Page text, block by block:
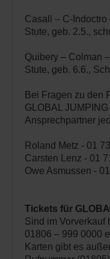
Casall – C-Indoctro
Stute, geb. 2.5.,
Quibery – Colman
Stute, geb. 6.6.,
Bei Fragen zu den
GLOBAL
Ansprechpartner
Roland Metz - 01
Carsten Lenz - 01
Owe Asmussen -
Tickets für
Sind im Vorverkauf
01806 – 999 0000
Karten gibt es